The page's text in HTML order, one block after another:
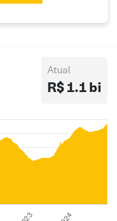
Atual
R$ 1.1 bi